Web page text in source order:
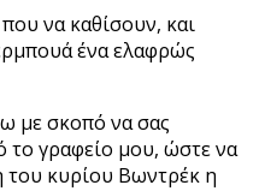
να καθίσουν, και
ένα ελαφρώς
με σκοπό να σας
το γραφείο μου, ώστε να
του κυρίου Βωντρέκ η